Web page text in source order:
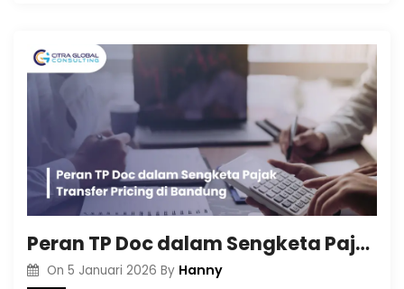
Peran TP Doc dalam Sengketa Pajak Transfer Pricing di Bandung
On 5 Januari 2026 By Hanny